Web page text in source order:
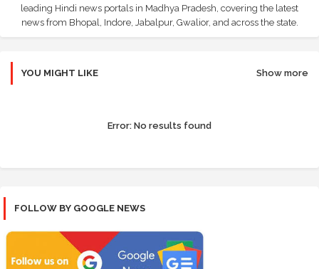
leading Hindi news portals in Madhya Pradesh, covering the latest
news from Bhopal, Indore, Jabalpur, Gwalior, and across the state.
YOU MIGHT LIKE Show more
Error: No results found
FOLLOW BY GOOGLE NEWS